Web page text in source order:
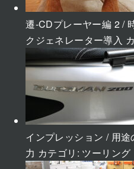
遷-CDプレーヤー編 2 /
クジェネレーター導入
インプレッション / 用
力 カテゴリ: ツーリング